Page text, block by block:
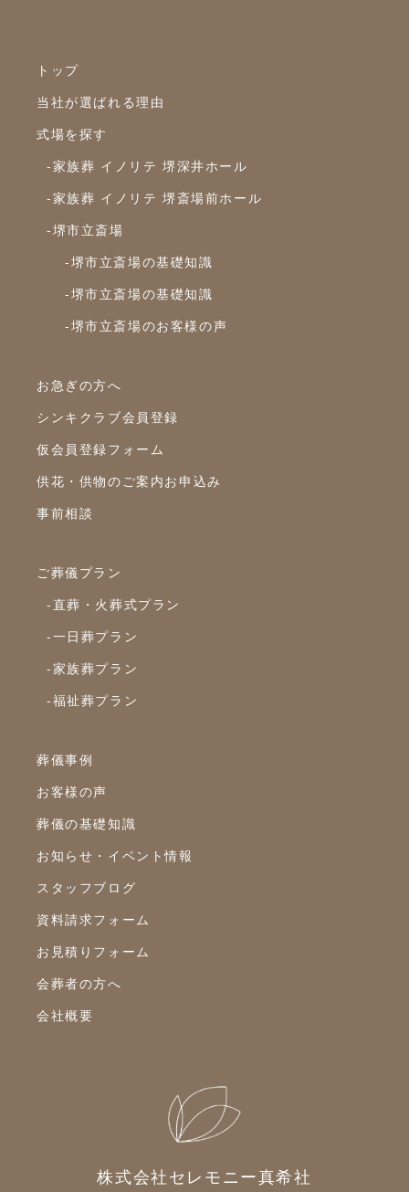
2024年11月
2024年10月
2024年9月
2024年8月
2024年7月
2023年11月
2023年10月
2023年8月
2023年7月
2023年6月
2023年5月
2023年4月
2023年2月
2023年1月
2022年12月
2022年10月
トップ
当社が選ばれる理由
式場を探す
-家族葬 イノリテ 堺深井ホール
-家族葬 イノリテ 堺斎場前ホール
-堺市立斎場
-堺市立斎場の基礎知識
-堺市立斎場の基礎知識
-堺市立斎場のお客様の声
お急ぎの方へ
シンキクラブ会員登録
仮会員登録フォーム
供花・供物のご案内お申込み
事前相談
ご葬儀プラン
-直葬・火葬式プラン
-一日葬プラン
-家族葬プラン
-福祉葬プラン
葬儀事例
お客様の声
葬儀の基礎知識
お知らせ・イベント情報
スタッフブログ
資料請求フォーム
お見積りフォーム
会葬者の方へ
会社概要
株式会社セレモニー真希社